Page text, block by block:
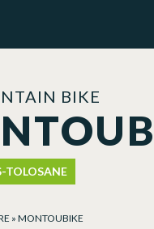
BIKE
TOLOSANE
» MONTOUBIKE